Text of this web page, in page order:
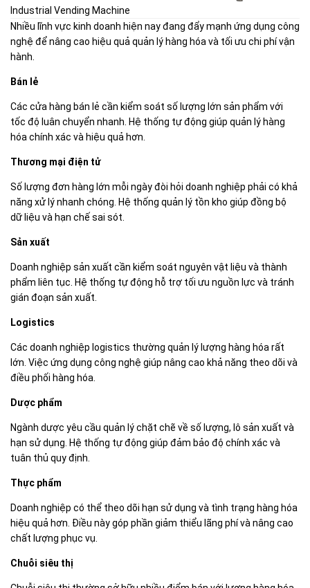
Industrial Vending Machine
Nhiều lĩnh vực kinh doanh hiện nay đang đẩy mạnh ứng dụng công
nghệ để nâng cao hiệu quả quản lý hàng hóa và tối ưu chi phí vận
hành.
Bán lẻ
Các cửa hàng bán lẻ cần kiểm soát số lượng lớn sản phẩm với
tốc độ luân chuyển nhanh. Hệ thống tự động giúp quản lý hàng
hóa chính xác và hiệu quả hơn.
Thương mại điện tử
Số lượng đơn hàng lớn mỗi ngày đòi hỏi doanh nghiệp phải có khả
năng xử lý nhanh chóng. Hệ thống quản lý tồn kho giúp đồng bộ
dữ liệu và hạn chế sai sót.
Sản xuất
Doanh nghiệp sản xuất cần kiểm soát nguyên vật liệu và thành
phẩm liên tục. Hệ thống tự động hỗ trợ tối ưu nguồn lực và tránh
gián đoạn sản xuất.
Logistics
Các doanh nghiệp logistics thường quản lý lượng hàng hóa rất
lớn. Việc ứng dụng công nghệ giúp nâng cao khả năng theo dõi và
điều phối hàng hóa.
Dược phẩm
Ngành dược yêu cầu quản lý chặt chẽ về số lượng, lô sản xuất và
hạn sử dụng. Hệ thống tự động giúp đảm bảo độ chính xác và
tuân thủ quy định.
Thực phẩm
Doanh nghiệp có thể theo dõi hạn sử dụng và tình trạng hàng hóa
hiệu quả hơn. Điều này góp phần giảm thiểu lãng phí và nâng cao
chất lượng phục vụ.
Chuỗi siêu thị